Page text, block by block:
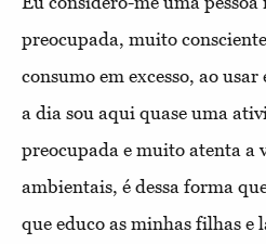
preocupada, muito
consumo em excesso, ao
a dia sou aqui quase uma
preocupada e muito atenta a
ambientais, é dessa forma
que educo as minhas filhas e